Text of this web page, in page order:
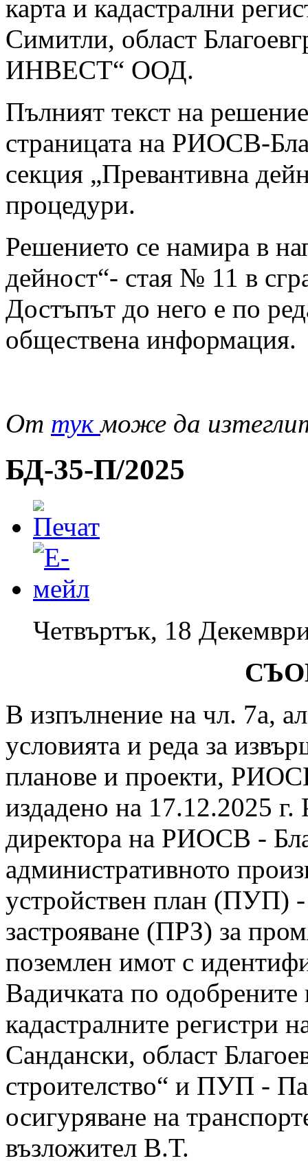
карта и кадастрални
Симитли, област
ИНВЕСТ“ ООД.
Пълният текст на
страницата на РИОСВ-
секция „Превантивна
процедури.
Решението се намира в
дейност“- стая № 11 в
Достъпът до него е по
обществена информация.
От тукможе да
БД-35-П/2025
Четвъртък, 18
В изпълнение на чл. 7а,
условията и реда за
планове и проекти,
издадено на 17.12.2025
директора на РИОСВ -
административното
устройствен план (ПУП) -
застрояване (ПРЗ) за
поземлен имот с
Вадичката по одобрените
кадастралните регистри
Сандански, област
строителство“ и ПУП -
осигуряване на
възложител В.Т.